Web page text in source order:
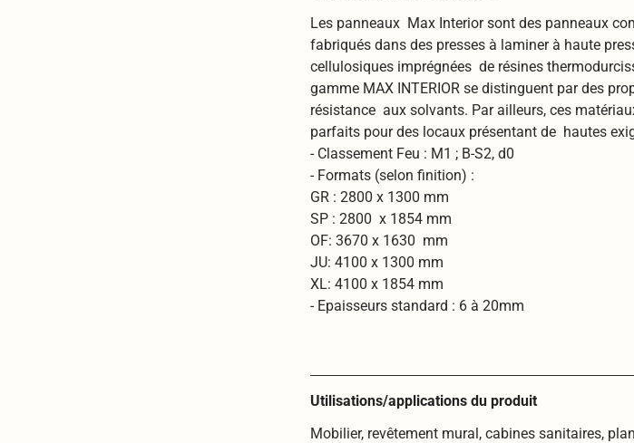
Les panneaux Max Interior sont des panneaux
fabriqués dans des presses à laminer à haute
cellulosiques imprégnées de résines
gamme MAX INTERIOR se distinguent par des
résistance aux solvants. Par ailleurs, ces
parfaits pour des locaux présentant de hautes
- Classement Feu : M1 ; B-S2, d0
- Formats (selon finition) :
GR : 2800 x 1300 mm
SP : 2800 x 1854 mm
OF: 3670 x 1630 mm
JU: 4100 x 1300 mm
XL: 4100 x 1854 mm
- Epaisseurs standard : 6 à 20mm
Utilisations/applications du produit
Mobilier, revêtement mural, cabines sanitaires,